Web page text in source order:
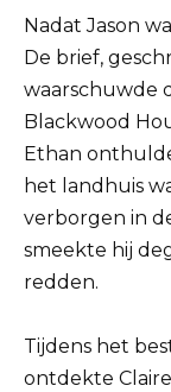
Nadat Jason
De brief,
waarschuwde
Blackwood
Ethan
het landhuis
verborgen in
smeekte hij
redden.
Tijdens het
ontdekte